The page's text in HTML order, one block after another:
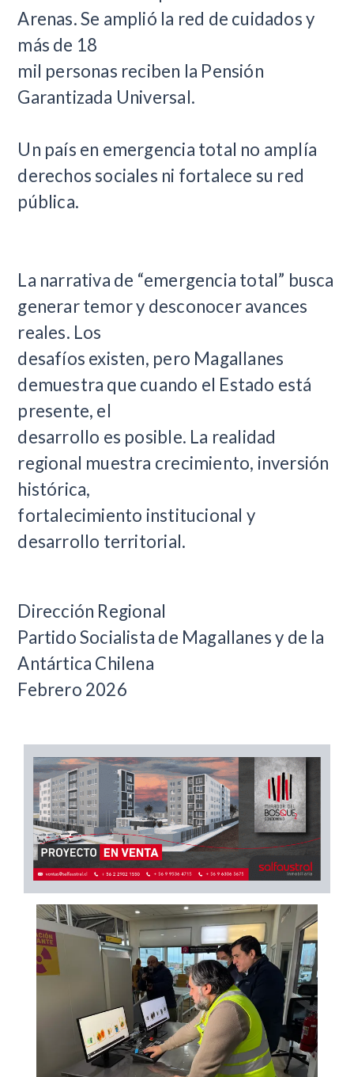
Arenas. Se amplió la red de cuidados y
más de 18
mil personas reciben la Pensión
Garantizada Universal.
Un país en emergencia total no amplía
derechos sociales ni fortalece su red
pública.
La narrativa de “emergencia total” busca
generar temor y desconocer avances
reales. Los
desafíos existen, pero Magallanes
demuestra que cuando el Estado está
presente, el
desarrollo es posible. La realidad
regional muestra crecimiento, inversión
histórica,
fortalecimiento institucional y
desarrollo territorial.
Dirección Regional
Partido Socialista de Magallanes y de la
Antártica Chilena
Febrero 2026